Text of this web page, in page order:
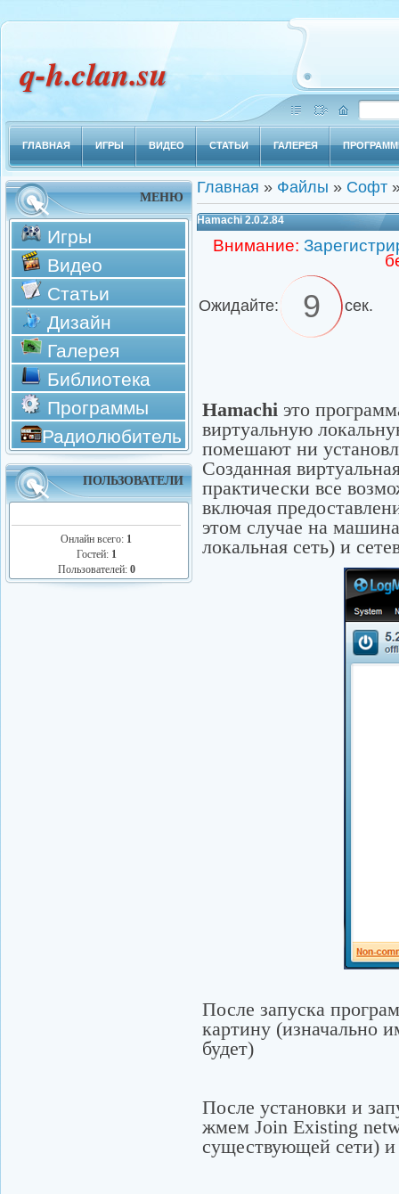
q-h.clan.su
ГЛАВНАЯ ИГРЫ ВИДЕО СТАТЬИ ГАЛЕРЕЯ
МЕНЮ
Игры
Видео
Статьи
Дизайн
Галерея
Библиотека
Программы
Радиолюбитель
ПОЛЬЗОВАТЕЛИ
Онлайн всего: 1
Гостей: 1
Пользователей: 0
Главная » Файлы » Софт
Hamachi 2.0.2.84
Внимание:
Ожидайте: 9 сек.
Hamachi это
виртуальную
помешают ни
Созданная
практически все
включая
этом случае на
локальная сеть) и
После запуска
картину (изначально
будет)
После установки и
жмем Join Existing
существующей сети) и